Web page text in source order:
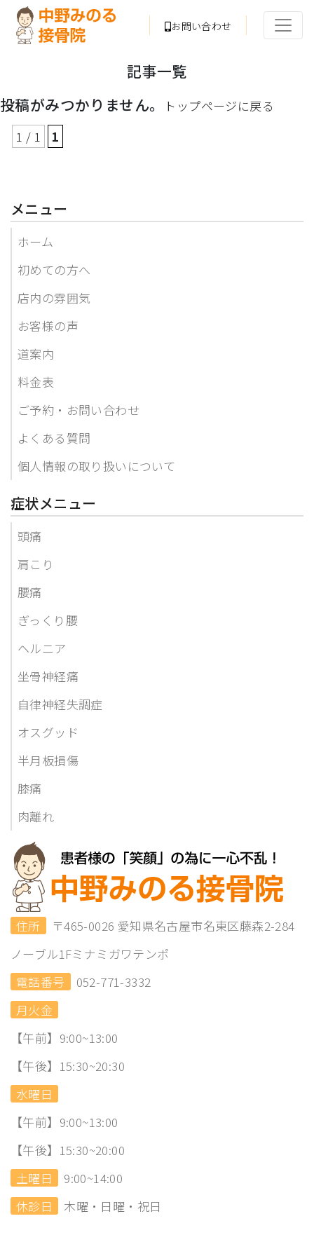
お問い合わせ
記事一覧
投稿がみつかりません。
トップページに戻る
1 / 1
1
メニュー
ホーム
初めての方へ
店内の雰囲気
お客様の声
道案内
料金表
ご予約・お問い合わせ
よくある質問
個人情報の取り扱いについて
症状メニュー
頭痛
肩こり
腰痛
ぎっくり腰
ヘルニア
坐骨神経痛
自律神経失調症
オスグッド
半月板損傷
膝痛
肉離れ
住所
〒465-0026 愛知県名古屋市名東区藤森2-284
ノーブル1Fミナミガワテンポ
電話番号
052-771-3332
月火金
【午前】9:00~13:00
【午後】15:30~20:30
水曜日
【午前】9:00~13:00
【午後】15:30~20:00
土曜日
9:00~14:00
休診日
木曜・日曜・祝日